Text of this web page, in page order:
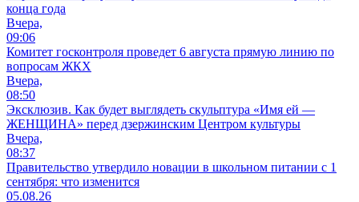
конца года
Вчера,
09:06
Комитет госконтроля проведет 6 августа прямую линию по
вопросам ЖКХ
Вчера,
08:50
Эксклюзив. Как будет выглядеть скульптура «Имя ей —
ЖЕНЩИНА» перед дзержинским Центром культуры
Вчера,
08:37
Правительство утвердило новации в школьном питании с 1
сентября: что изменится
05.08.26